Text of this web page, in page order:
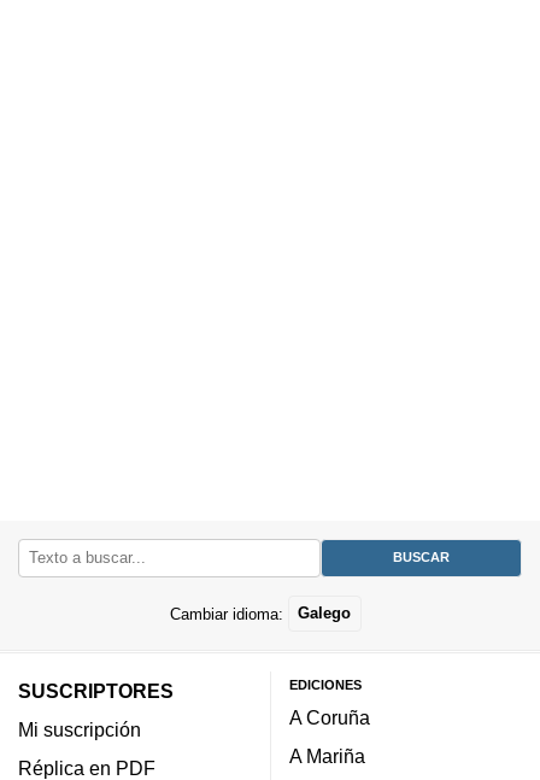
Cambiar idioma: Galego
SUSCRIPTORES
Mi suscripción
Réplica en PDF
EDICIONES
A Coruña
A Mariña